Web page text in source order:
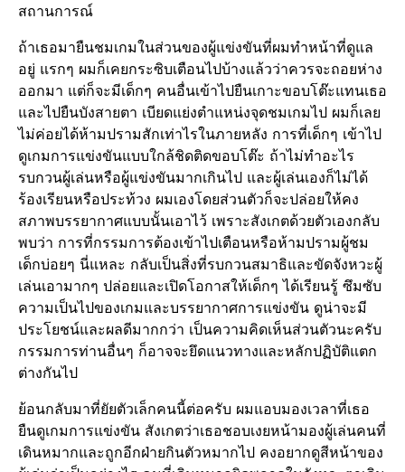
สถานการณ์
ถ้าเธอมายืนชมเกมในส่วนของผู้แข่งขันที่ผมทำหน้าที่ดูแล
อยู่ แรกๆ ผมก็เคยกระซิบเตือนไปบ้างแล้วว่าควรจะถอยห่าง
ออกมา แต่ก็จะมีเด็กๆ คนอื่นเข้าไปยืนเกาะขอบโต๊ะแทนเธอ
และไปยืนบังสายตา เบียดแย่งตำแหน่งจุดชมเกมไป ผมก็เลย
ไม่ค่อยได้ห้ามปรามสักเท่าไรในภายหลัง การที่เด็กๆ เข้าไป
ดูเกมการแข่งขันแบบใกล้ชิดติดขอบโต๊ะ ถ้าไม่ทำอะไร
รบกวนผู้เล่นหรือผู้แข่งขันมากเกินไป และผู้เล่นเองก็ไม่ได้
ร้องเรียนหรือประท้วง ผมเองโดยส่วนตัวก็จะปล่อยให้คง
สภาพบรรยากาศแบบนั้นเอาไว้ เพราะสังเกตด้วยตัวเองกลับ
พบว่า การที่กรรมการต้องเข้าไปเตือนหรือห้ามปรามผู้ชม
เด็กบ่อยๆ นี่แหละ กลับเป็นสิ่งที่รบกวนสมาธิและขัดจังหวะผู้
เล่นเอามากๆ ปล่อยและเปิดโอกาสให้เด็กๆ ได้เรียนรู้ ซึมซับ
ความเป็นไปของเกมและบรรยากาศการแข่งขัน ดูน่าจะมี
ประโยชน์และผลดีมากกว่า เป็นความคิดเห็นส่วนตัวนะครับ
กรรมการท่านอื่นๆ ก็อาจจะยึดแนวทางและหลักปฏิบัติแตก
ต่างกันไป
ย้อนกลับมาที่ยัยตัวเล็กคนนี้ต่อครับ ผมแอบมองเวลาที่เธอ
ยืนดูเกมการแข่งขัน สังเกตว่าเธอชอบเงยหน้ามองผู้เล่นคนที่
เดินหมากและถูกอีกฝ่ายกินตัวหมากไป คงอยากดูสีหน้าของ